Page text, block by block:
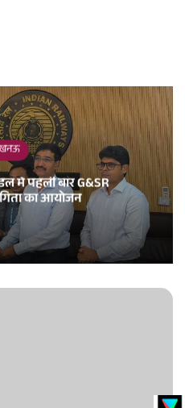
में पहली बार G&SR
का आयोजन